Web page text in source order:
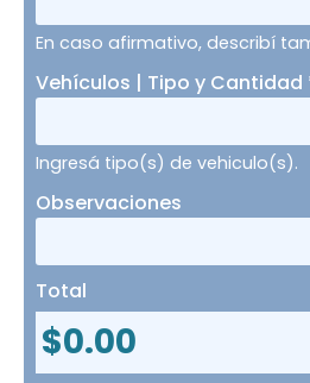
En caso afirmativo, describí
Vehículos | Tipo y Cantidad
Ingresá tipo(s) de vehiculo(s).
Observaciones
Total
$0.00